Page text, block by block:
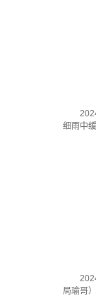
细雨中
局瑜哥）